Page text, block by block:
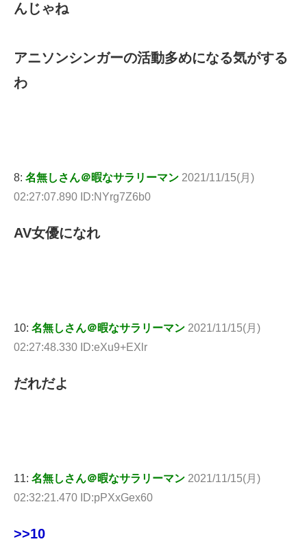
んじゃね
アニソンシンガーの活動多めになる気がする
わ
8: 名無しさん＠暇なサラリーマン 2021/11/15(月)
02:27:07.890 ID:NYrg7Z6b0
AV女優になれ
10: 名無しさん＠暇なサラリーマン 2021/11/15(月)
02:27:48.330 ID:eXu9+EXlr
だれだよ
11: 名無しさん＠暇なサラリーマン 2021/11/15(月)
02:32:21.470 ID:pPXxGex60
>>10